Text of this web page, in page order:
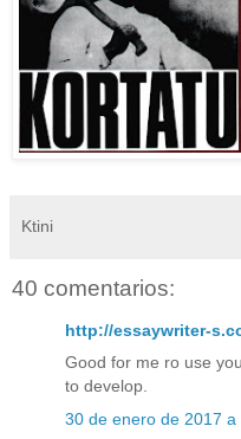
Ktini
40 comentarios:
http://essaywriter-
Good for me ro use
to develop.
30 de enero de 2017 a